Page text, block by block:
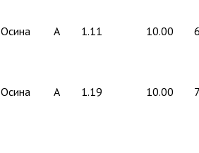
Осина A 1.11 10.00
Осина A 1.19 10.00